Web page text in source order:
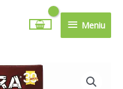
Meniu
Meniu